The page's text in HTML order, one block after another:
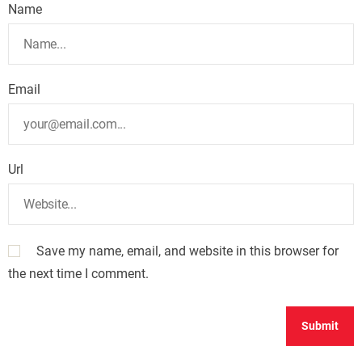
Name
Email
Url
Save my name, email, and website in this browser for
the next time I comment.